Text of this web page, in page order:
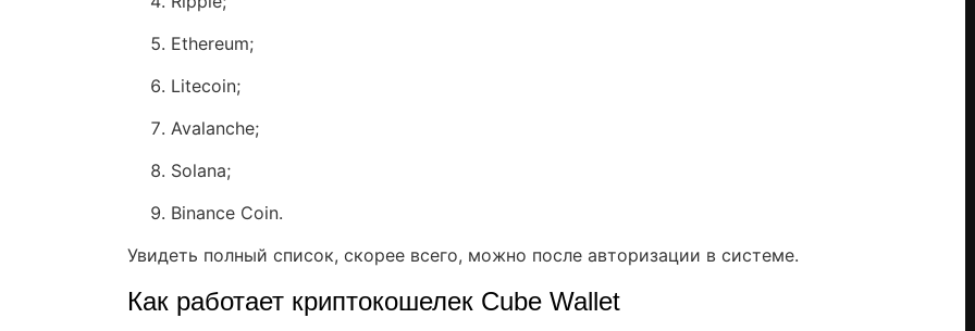
Ethereum;
Litecoin;
Avalanche;
Solana;
Binance Coin.
Увидеть полный список, скорее всего, можно после авторизации в системе.
Как работает криптокошелек Cube Wallet